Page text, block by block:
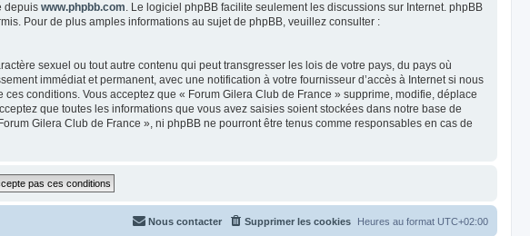
depuis www.phpbb.com. Le logiciel phpBB facilite seulement les discussions sur Internet. phpBB
Pour de plus amples informations au sujet de phpBB, veuillez consulter :
sexuel ou tout autre contenu qui peut transgresser les lois de votre pays, du pays où
immédiat et permanent, avec une notification à votre fournisseur d’accès à Internet si nous
conditions. Vous acceptez que « Forum Gilera Club de France » supprime, modifie, déplace
que toutes les informations que vous avez saisies soient stockées dans notre base de
Gilera Club de France », ni phpBB ne pourront être tenus comme responsables en cas de
Heures au format UTC+02:00
Supprimer les cookies
Nous contacter